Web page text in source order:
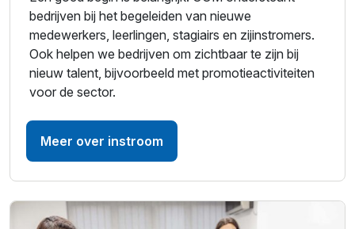
bedrijven bij het begeleiden van nieuwe
medewerkers, leerlingen, stagiairs en zijinstromers.
Ook helpen we bedrijven om zichtbaar te zijn bij
nieuw talent, bijvoorbeeld met promotieactiviteiten
voor de sector.
Meer over instroom